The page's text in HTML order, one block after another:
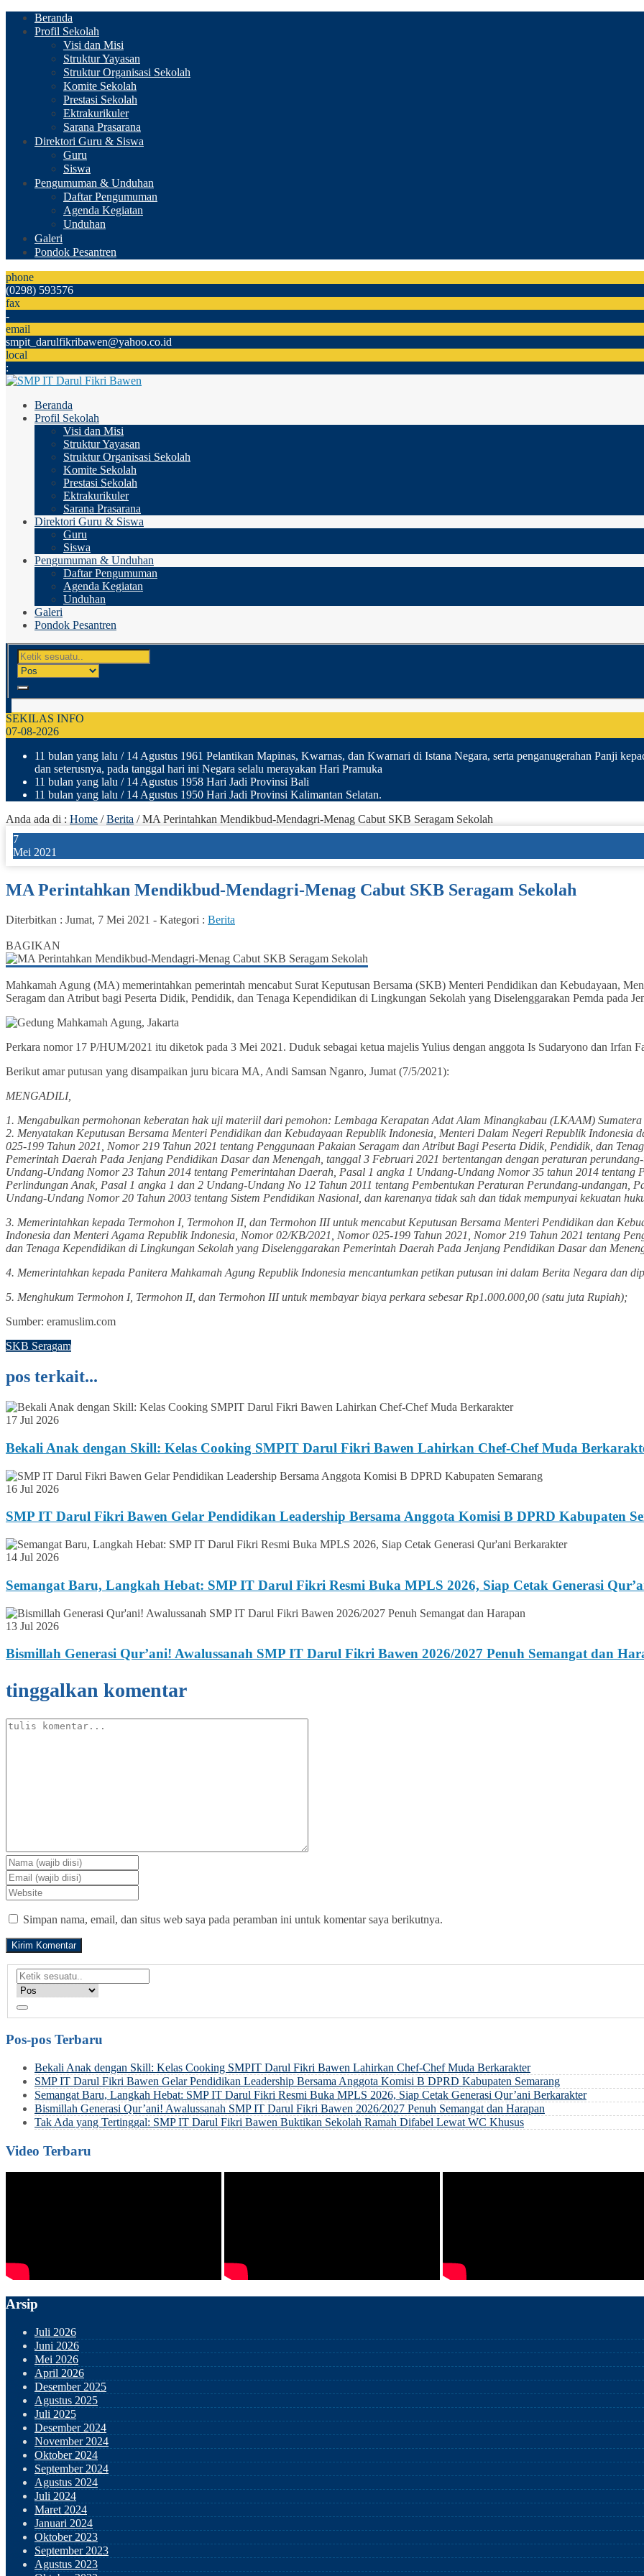
Beranda
Profil Sekolah
Visi dan Misi
Struktur Yayasan
Struktur Organisasi Sekolah
Komite Sekolah
Prestasi Sekolah
Ektrakurikuler
Sarana Prasarana
Direktori Guru & Siswa
Guru
Siswa
Pengumuman & Unduhan
Daftar Pengumuman
Agenda Kegiatan
Unduhan
Galeri
Pondok Pesantren
phone
(0298) 593576
fax
-
email
smpit_darulfikribawen@yahoo.co.id
local
:
Beranda
Profil Sekolah
Visi dan Misi
Struktur Yayasan
Struktur Organisasi Sekolah
Komite Sekolah
Prestasi Sekolah
Ektrakurikuler
Sarana Prasarana
Direktori Guru & Siswa
Guru
Siswa
Pengumuman & Unduhan
Daftar Pengumuman
Agenda Kegiatan
Unduhan
Galeri
Pondok Pesantren
SEKILAS INFO
07-08-2026
11 bulan yang lalu / 14 Agustus 1961 Pelantikan Mapinas, Kwarnas, dan Kwarnari di Istana Negara, serta penganugerahan Panji
dan seterusnya, pada tanggal hari ini Negara selalu merayakan Hari Pramuka
11 bulan yang lalu / 14 Agustus 1958 Hari Jadi Provinsi Bali
11 bulan yang lalu / 14 Agustus 1950 Hari Jadi Provinsi Kalimantan Selatan.
Anda ada di : Home /Berita /MA Perintahkan Mendikbud-Mendagri-Menag Cabut SKB Seragam Sekolah
7
Mei 2021
MA Perintahkan Mendikbud-Mendagri-Menag Cabut SKB Seragam Sekolah
Diterbitkan : Jumat, 7 Mei 2021 - Kategori : Berita
BAGIKAN
Mahkamah Agung (MA) memerintahkan pemerintah mencabut Surat Keputusan Bersama (SKB) Menteri Pendidikan dan Kebudayaan,
Seragam dan Atribut bagi Peserta Didik, Pendidik, dan Tenaga Kependidikan di Lingkungan Sekolah yang Diselenggarakan Pemda pada
Perkara nomor 17 P/HUM/2021 itu diketok pada 3 Mei 2021. Duduk sebagai ketua majelis Yulius dengan anggota Is Sudaryono dan Irfan
Berikut amar putusan yang disampaikan juru bicara MA, Andi Samsan Nganro, Jumat (7/5/2021):
MENGADILI,
1. Mengabulkan permohonan keberatan hak uji materiil dari pemohon: Lembaga Kerapatan Adat Alam Minangkabau (LKAAM)
2. Menyatakan Keputusan Bersama Menteri Pendidikan dan Kebudayaan Republik Indonesia, Menteri Dalam Negeri Republik
025-199 Tahun 2021, Nomor 219 Tahun 2021 tentang Penggunaan Pakaian Seragam dan Atribut Bagi Peserta Didik, Pendidik, dan
Pemerintah Daerah Pada Jenjang Pendidikan Dasar dan Menengah, tanggal 3 Februari 2021 bertentangan dengan peraturan
Undang-Undang Nomor 23 Tahun 2014 tentang Pemerintahan Daerah, Pasal 1 angka 1 Undang-Undang Nomor 35 tahun 2014
Perlindungan Anak, Pasal 1 angka 1 dan 2 Undang-Undang No 12 Tahun 2011 tentang Pembentukan Peraturan Perundang-undangan,
Undang-Undang Nomor 20 Tahun 2003 tentang Sistem Pendidikan Nasional, dan karenanya tidak sah dan tidak mempunyai kekuatan
3. Memerintahkan kepada Termohon I, Termohon II, dan Termohon III untuk mencabut Keputusan Bersama Menteri Pendidikan dan
Indonesia dan Menteri Agama Republik Indonesia, Nomor 02/KB/2021, Nomor 025-199 Tahun 2021, Nomor 219 Tahun 2021 tentang
dan Tenaga Kependidikan di Lingkungan Sekolah yang Diselenggarakan Pemerintah Daerah Pada Jenjang Pendidikan Dasar dan
4. Memerintahkan kepada Panitera Mahkamah Agung Republik Indonesia mencantumkan petikan putusan ini dalam Berita Negara dan
5. Menghukum Termohon I, Termohon II, dan Termohon III untuk membayar biaya perkara sebesar Rp1.000.000,00 (satu juta Rupiah);
Sumber: eramuslim.com
SKB Seragam
pos terkait...
17 Jul 2026
Bekali Anak dengan Skill: Kelas Cooking SMPIT Darul Fikri Bawen Lahirkan Chef-Chef Muda
16 Jul 2026
SMP IT Darul Fikri Bawen Gelar Pendidikan Leadership Bersama Anggota Komisi B DPRD Kabupaten
14 Jul 2026
Semangat Baru, Langkah Hebat: SMP IT Darul Fikri Resmi Buka MPLS 2026, Siap Cetak Generasi
13 Jul 2026
Bismillah Generasi Qur’ani! Awalussanah SMP IT Darul Fikri Bawen 2026/2027 Penuh Semangat dan
tinggalkan komentar
Simpan nama, email, dan situs web saya pada peramban ini untuk komentar saya berikutnya.
Pos-pos Terbaru
Bekali Anak dengan Skill: Kelas Cooking SMPIT Darul Fikri Bawen Lahirkan Chef-Chef Muda Berkarakter
SMP IT Darul Fikri Bawen Gelar Pendidikan Leadership Bersama Anggota Komisi B DPRD Kabupaten Semarang
Semangat Baru, Langkah Hebat: SMP IT Darul Fikri Resmi Buka MPLS 2026, Siap Cetak Generasi Qur’ani Berkarakter
Bismillah Generasi Qur’ani! Awalussanah SMP IT Darul Fikri Bawen 2026/2027 Penuh Semangat dan Harapan
Tak Ada yang Tertinggal: SMP IT Darul Fikri Bawen Buktikan Sekolah Ramah Difabel Lewat WC Khusus
Video Terbaru
Arsip
Juli 2026
Juni 2026
Mei 2026
April 2026
Desember 2025
Agustus 2025
Juli 2025
Desember 2024
November 2024
Oktober 2024
September 2024
Agustus 2024
Juli 2024
Maret 2024
Januari 2024
Oktober 2023
September 2023
Agustus 2023